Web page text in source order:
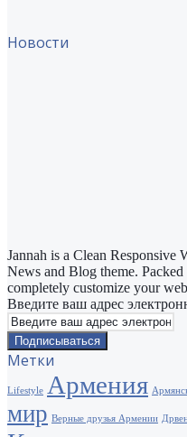
Новости
Jannah is a Clean Responsive
News and Blog theme.
completely customize your
Введите ваш адрес
Метки
Lifestyle Армения
мир Верные друзья Армении